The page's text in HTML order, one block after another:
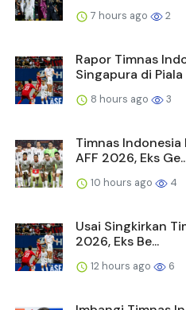
7 hours ago 2
Rapor Timnas
Singapura di Piala
8 hours ago 3
Timnas
AFF 2026, Eks
10 hours ago 4
Usai Singkirkan
2026, Eks Be...
12 hours ago 6